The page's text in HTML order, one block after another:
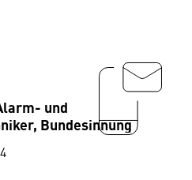
und
Bundesinnung